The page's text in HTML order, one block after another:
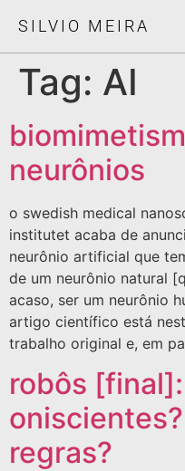
SILVIO MEIRA
Tag: AI
neurônios
o swedish medical
institutet acaba de
neurônio artificial que
de um neurônio natural
acaso, ser um neurônio
artigo científico está
trabalho original e, em
robôs
regras?